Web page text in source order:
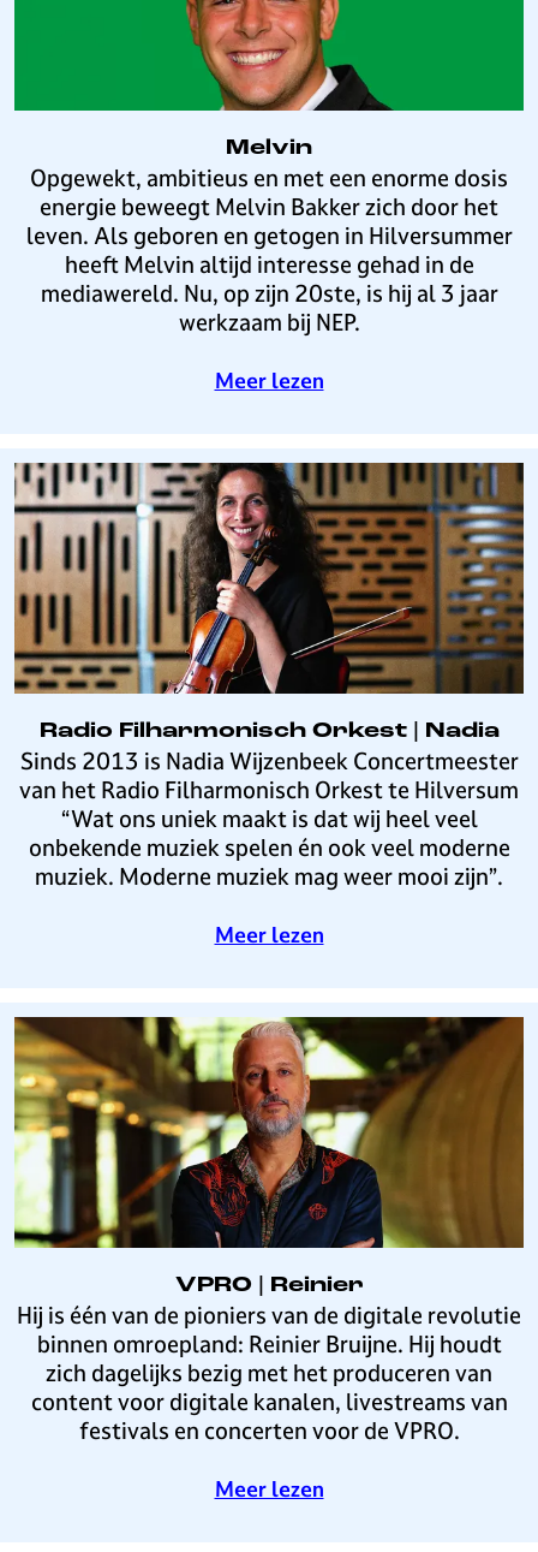
y
Melvin
M
e
l
v
i
n
Opgewekt, ambitieus en met een enorme dosis
energie beweegt Melvin Bakker zich door het
leven. Als geboren en getogen in Hilversummer
heeft Melvin altijd interesse gehad in de
mediawereld. Nu, op zijn 20ste, is hij al 3 jaar
werkzaam bij NEP.
Meer lezen
o
r
e
l
v
i
n
Radio Filharmonisch Orkest | Nadia
R
a
d
i
o
i
a
r
m
o
n
i
s
c
h
O
r
k
e
s
t
N
Sinds 2013 is Nadia Wijzenbeek Concertmeester
van het Radio Filharmonisch Orkest te Hilversum
“Wat ons uniek maakt is dat wij heel veel
onbekende muziek spelen én ook veel moderne
muziek. Moderne muziek mag weer mooi zijn”.
Meer lezen
o
r
R
a
d
i
o
F
i
l
h
a
r
m
o
n
s
VPRO | Reinier
V
P
R
O
|
e
Hij is één van de pioniers van de digitale revolutie
binnen omroepland: Reinier Bruijne. Hij houdt
zich dagelijks bezig met het produceren van
content voor digitale kanalen, livestreams van
festivals en concerten voor de VPRO.
Meer lezen
o